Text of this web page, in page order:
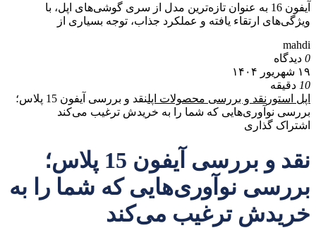
آیفون 16 به عنوان تازه‌ترین مدل از سری گوشی‌های اپل، با
ویژگی‌های ارتقاء یافته و عملکرد جذاب، توجه بسیاری از
mahdi
0 دیدگاه
۱۹ شهریور ۱۴۰۴
10 دقیقه
اپل استور نقد و بررسی محصولات اپل
نقد و بررسی آیفون 15 پلاس؛
بررسی نوآوری‌هایی که شما را به خریدش ترغیب می‌کند
اشتراک گذاری
نقد و بررسی آیفون 15 پلاس؛
بررسی نوآوری‌هایی که شما را به
خریدش ترغیب می‌کند